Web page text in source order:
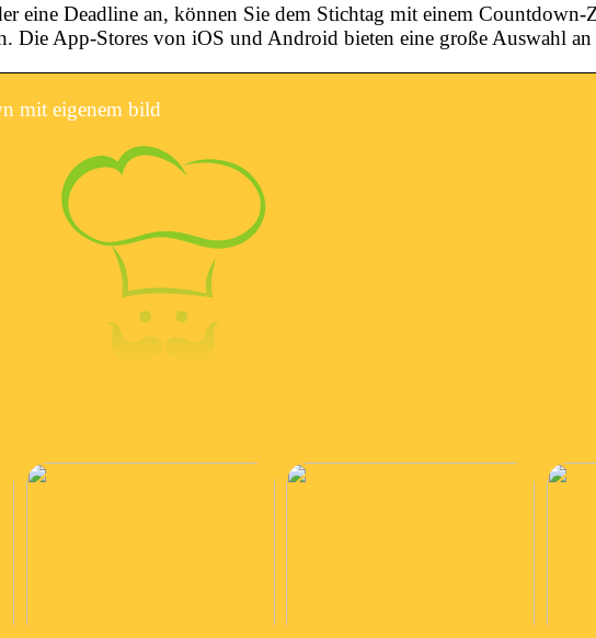
eine Deadline an, können Sie dem Stichtag mit einem Countdown-
Die App-Stores von iOS und Android bieten eine große Auswahl
mit eigenem bild